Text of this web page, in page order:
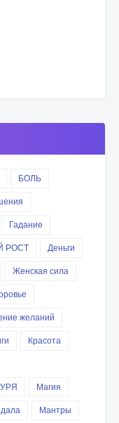
БОЛЬ
Гадание
РОСТ
Деньги
Женская сила
желаний
Красота
Магия
Мантры